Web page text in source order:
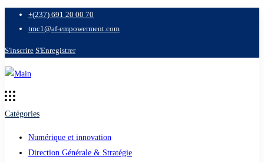
+(237) 691 20 00 70
tmc1@af-empowerment.com
S'inscrire S'Enregistrer
Catégories
Numérique et innovation
Direction Générale & Stratégie